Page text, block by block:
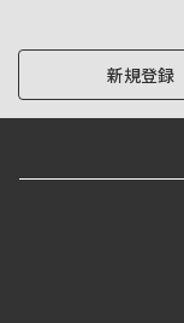
新規登録